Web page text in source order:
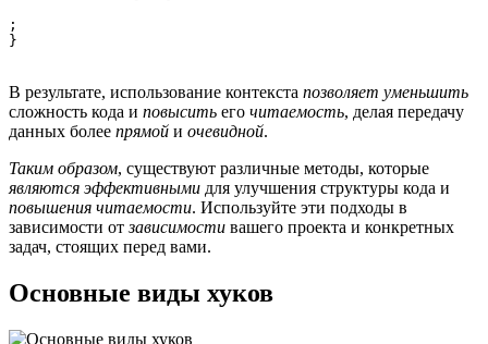
;
В результате, использование контекста позволяет уменьшить
сложность кода и повысить его читаемость, делая передачу
данных более прямой и очевидной.
Таким образом, существуют различные методы, которые
являются эффективными для улучшения структуры кода и
повышения читаемости. Используйте эти подходы в
зависимости отзависимости вашего проекта и конкретных
задач, стоящих перед вами.
Основные виды хуков